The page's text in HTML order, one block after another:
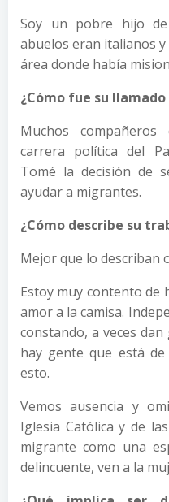
Soy un pobre hijo
abuelos eran italianos
área donde había
¿Cómo fue su
Muchos
carrera política del
Tomé la decisión de
ayudar a migrantes.
¿Cómo describe su
Mejor que lo describan
Estoy muy contento de
amor a la camisa.
constando, a veces
hay gente que está
esto.
Vemos ausencia y
Iglesia Católica y de
migrante como una
delincuente, ven a la